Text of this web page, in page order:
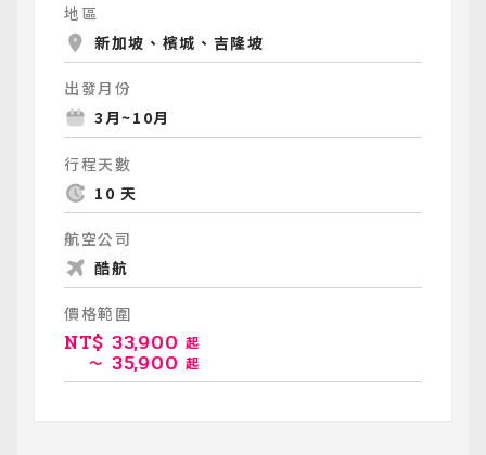
地區
新加坡、檳城、吉隆坡
出發月份
3月~10月
行程天數
10 天
航空公司
酷航
價格範圍
NT$ 33,900 起
～ 35,900 起